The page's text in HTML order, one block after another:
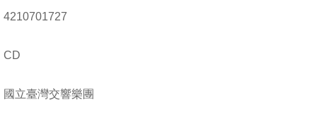
4210701727
CD
國立臺灣交響樂團